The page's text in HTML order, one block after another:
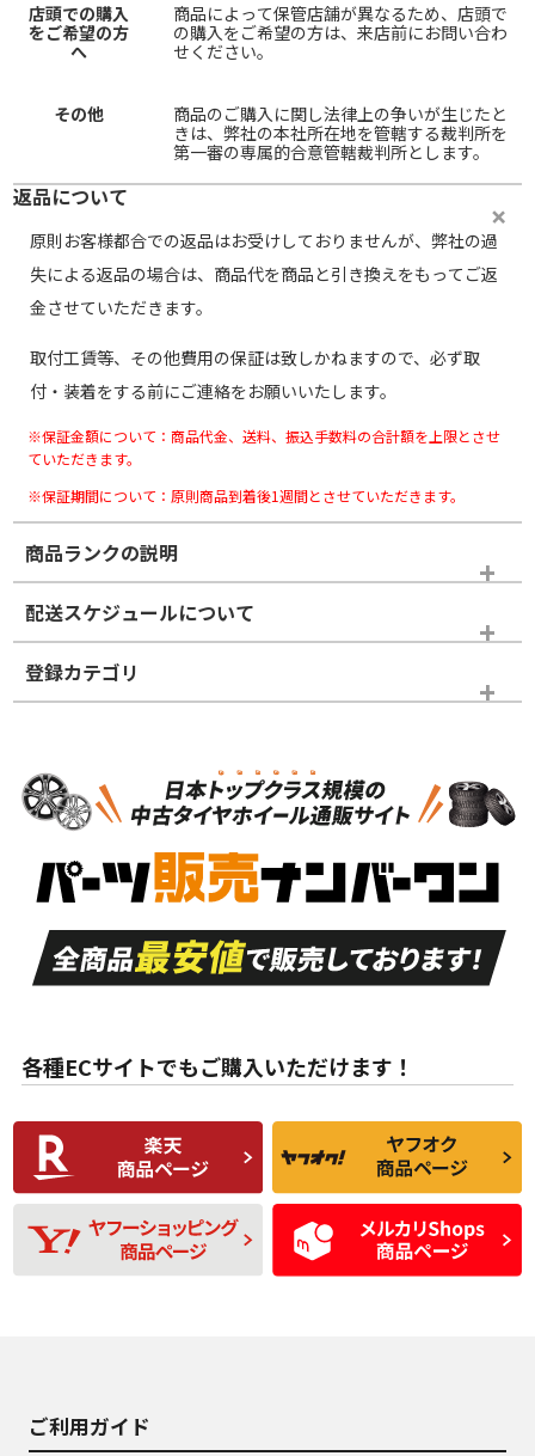
店頭での購入
をご希望の方
へ
商品によって保管店舗が異なるため、店頭で
の購入をご希望の方は、来店前にお問い合わ
せください。
その他
商品のご購入に関し法律上の争いが生じたと
きは、弊社の本社所在地を管轄する裁判所を
第一審の専属的合意管轄裁判所とします。
返品について
原則お客様都合での返品はお受けしておりませんが、弊社の過
失による返品の場合は、商品代を商品と引き換えをもってご返
金させていただきます。
取付工賃等、その他費用の保証は致しかねますので、必ず取
付・装着をする前にご連絡をお願いいたします。
※保証金額について：商品代金、送料、振込手数料の合計額を上限とさせ
ていただきます。
※保証期間について：原則商品到着後1週間とさせていただきます。
商品ランクの説明
※商品ランクは出品者の主観により判断しておりますので、あら
かじめご了承ください。
ホイールランク
S
品）
S
新車外し品（新古
付き
A
走行距離も少なく、
目立つ傷もほとんど
ない中古品
A
走行距離も少なく、
非常に状態の良い中
古品
な中古品
んどない中古品
C
比較的きれいな中古
品
C
られるが、使用に問
題のない中古品
D
使用感や目立つ傷が
あり、一般的な中古
品
D
残り溝も少なく、偏
磨耗がみられ、短期
間使用できるくらい
の中古品
配送スケジュールについて
登録カテゴリ
スタッドレスタイヤホイールセット
各種ECサイトでもご購入いただけます！
ご利用ガイド